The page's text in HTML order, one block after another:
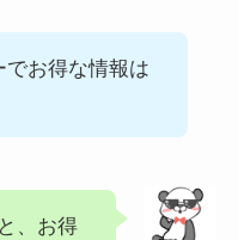
でお得な情報は
、お得